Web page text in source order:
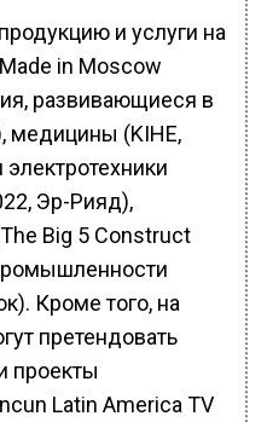
и услуги на
in Moscow
развивающиеся в
медицины (KIHE,
Эр-Рияд),
Big 5 Construct
Кроме того, на
претендовать
проекты
Latin America TV